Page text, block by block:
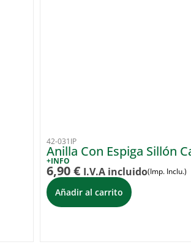
42-031IP
Anilla Con Espiga Sillón
+INFO
6,90€ I.V.A incluido(Imp. Inclu.)
Añadir al carrito